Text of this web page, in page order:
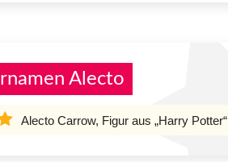
Alecto
Alecto Carrow, Figur aus „Harry Potter“